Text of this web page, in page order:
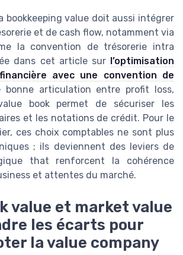
bookkeeping value doit aussi intégrer
et de cash flow, notamment via
la convention de trésorerie intra
dans cet article sur l’optimisation
avec une convention de
bonne articulation entre profit loss,
book permet de sécuriser les
et les notations de crédit. Pour le
ces choix comptables ne sont plus
; ils deviennent des leviers de
that renforcent la cohérence
et attentes du marché.
value et market value
les écarts pour
la value company